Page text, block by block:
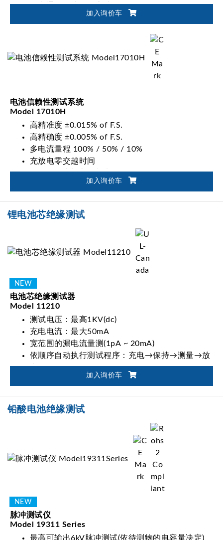
最大通道集成数最高达96CHs
通道并联输出最高达1200A
加入询价车
电池信赖性测试系统
Model 17010H
高精准度 ±0.015% of F.S.
高精确度 ±0.005% of F.S.
多电流量程 100% / 50% / 10%
充放电零交越时间
200% 脉冲电流输出功能
硬体二级电压保护功能
加入询价车
锂电池芯绝缘测试
电池芯绝缘测试器
Model 11210
测试电压：最高1KV(dc)
充电电流：最大50mA
宽范围的漏电流量测(1pA ~ 20mA)
依顺序自动执行测试程序：充电→保持→测量→放
电
加入询价车
铅酸电池绝缘测试
脉冲测试仪
Model 19311 Series
最高可输出6kV脉冲测试(依待测物的电容量决定)